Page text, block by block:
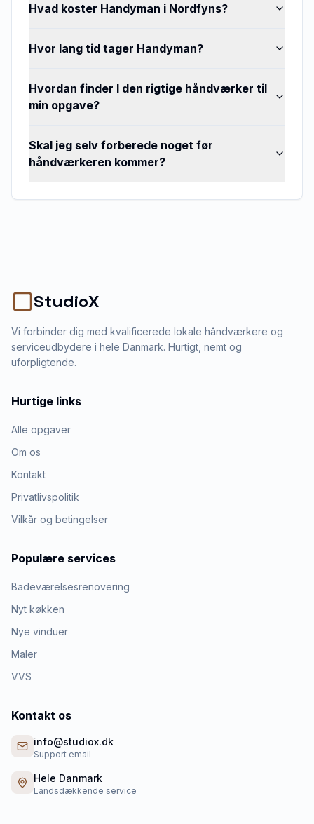
Hvad koster Handyman i Nordfyns?
Hvor lang tid tager Handyman?
Hvordan finder I den rigtige håndværker til
min opgave?
Skal jeg selv forberede noget før
håndværkeren kommer?
StudioX
Vi forbinder dig med kvalificerede lokale håndværkere og
serviceudbydere i hele Danmark. Hurtigt, nemt og
uforpligtende.
Hurtige links
Alle opgaver
Om os
Kontakt
Privatlivspolitik
Vilkår og betingelser
Populære services
Badeværelsesrenovering
Nyt køkken
Nye vinduer
Maler
VVS
Kontakt os
info@studiox.dk
Support email
Hele Danmark
Landsdækkende service